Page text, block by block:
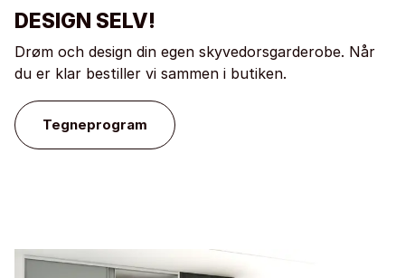
DESIGN SELV!
Drøm och design din egen skyvedorsgarderobe. Når
du er klar bestiller vi sammen i butiken.
Tegneprogram